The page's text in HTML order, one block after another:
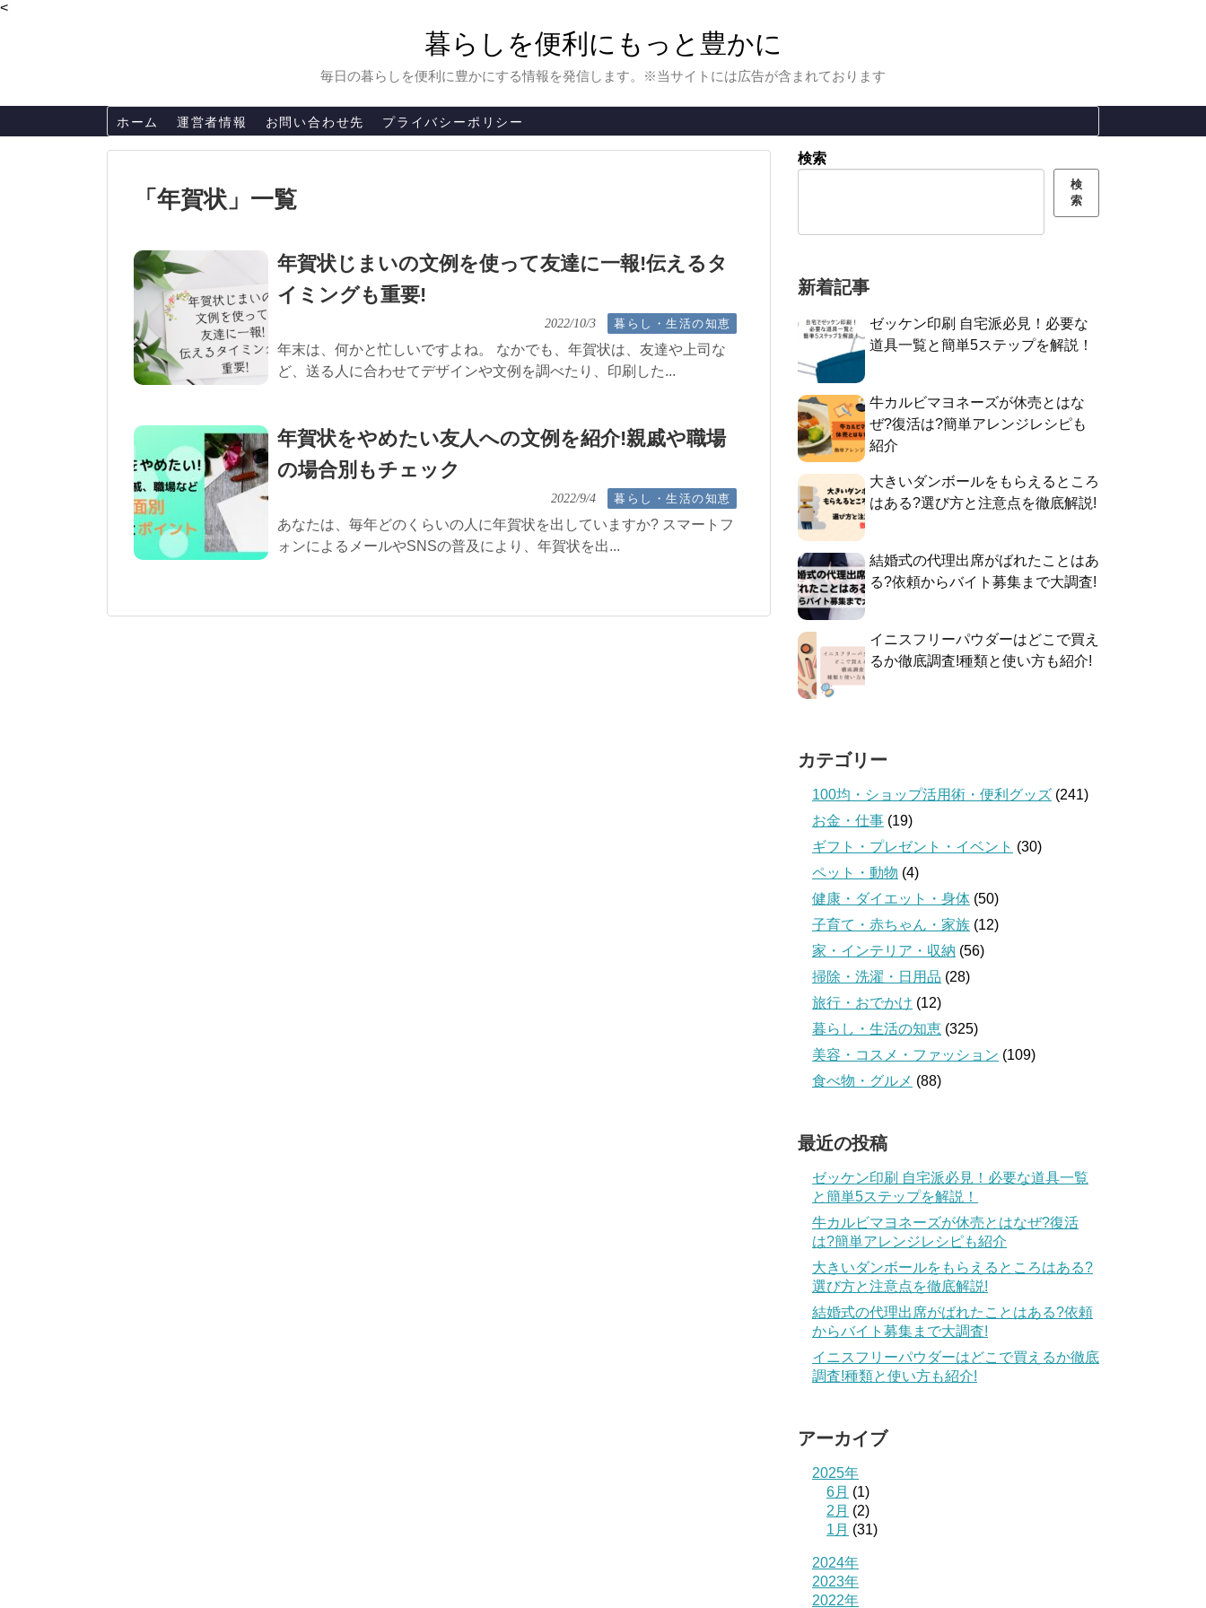
<
暮らしを便利にもっと豊かに
毎日の暮らしを便利に豊かにする情報を発信します。※当サイトには広告が含まれております
ホーム 運営者情報 お問い合わせ先 プライバシーポリシー
「 年賀状 」 一覧
年賀状じまいの文例を使って友達に一報!伝えるタ
イミングも重要!
2022/10/3 暮らし・生活の知恵
年末は、何かと忙しいですよね。 なかでも、年賀状は、友達や上司な
ど、送る人に合わせてデザインや文例を調べたり、印刷した...
年賀状をやめたい友人への文例を紹介!親戚や職場
の場合別もチェック
2022/9/4 暮らし・生活の知恵
あなたは、毎年どのくらいの人に年賀状を出していますか? スマートフ
ォンによるメールやSNSの普及により、年賀状を出...
検索
検
索
新着記事
ゼッケン印刷 自宅派必見！必要な
道具一覧と簡単5ステップを解説！
牛カルビマヨネーズが休売とはな
ぜ?復活は?簡単アレンジレシピも
紹介
大きいダンボールをもらえるところ
はある?選び方と注意点を徹底解説!
結婚式の代理出席がばれたことはあ
る?依頼からバイト募集まで大調査!
イニスフリーパウダーはどこで買え
るか徹底調査!種類と使い方も紹介!
カテゴリー
100均・ショップ活用術・便利グッズ (241)
お金・仕事 (19)
ギフト・プレゼント・イベント (30)
ペット・動物 (4)
健康・ダイエット・身体 (50)
子育て・赤ちゃん・家族 (12)
家・インテリア・収納 (56)
掃除・洗濯・日用品 (28)
旅行・おでかけ (12)
暮らし・生活の知恵 (325)
美容・コスメ・ファッション (109)
食べ物・グルメ (88)
最近の投稿
ゼッケン印刷 自宅派必見！必要な道具一覧
と簡単5ステップを解説！
牛カルビマヨネーズが休売とはなぜ?復活
は?簡単アレンジレシピも紹介
大きいダンボールをもらえるところはある?
選び方と注意点を徹底解説!
結婚式の代理出席がばれたことはある?依頼
からバイト募集まで大調査!
イニスフリーパウダーはどこで買えるか徹底
調査!種類と使い方も紹介!
アーカイブ
2025年
6月 (1)
2月 (2)
1月 (31)
2024年
2023年
2022年